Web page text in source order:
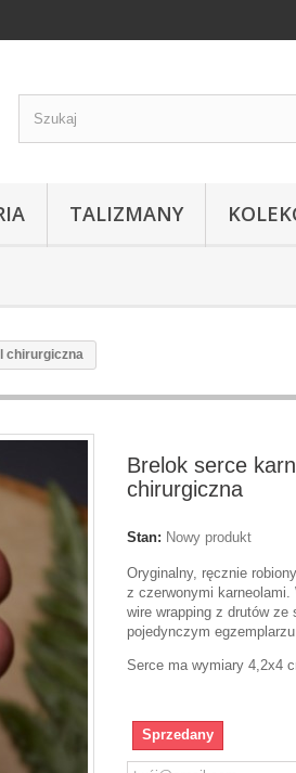
TALIZMANY
chirurgiczna
Brelok serce
chirurgiczna
Stan: Nowy produkt
Oryginalny, ręcznie
z czerwonymi
wire wrapping z drutów
pojedynczym egzemplarzu.
Serce ma wymiary 4,2x4
Sprzedany